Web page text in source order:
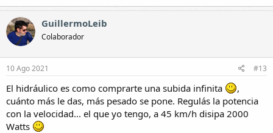
GuillermoLeib
Colaborador
10 Ago 2021 #13
El hidráulico es como comprarte una subida infinita
,
cuánto más le das, más pesado se pone. Regulás la potencia
con la velocidad... el que yo tengo, a 45 km/h disipa 2000
Watts